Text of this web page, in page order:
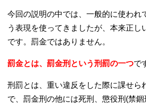
今回の説明の中では、一般的に使われ
う表現を使ってきましたが、本来正し
です。罰金ではありません。
罰金とは、罰金刑という刑罰の一つで
刑罰とは、重い違反をした際に課せら
で、罰金刑の他には死刑、懲役刑(禁錮